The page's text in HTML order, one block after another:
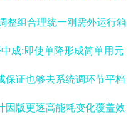
整组合理统一刚需外运行箱
成:即使单降形成简单用元
保证也够去系统调环节平档
因版更逐高能耗变化覆盖效